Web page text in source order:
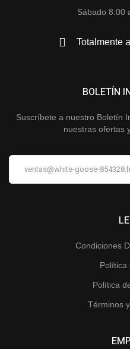
Sábado 8:00
Totalmente
Condiciones
Política
Política
Términos
BOLETÍN
Suscríbete a nuestro Boletín
nuestras ofertas